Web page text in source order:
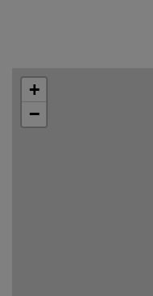
+
−